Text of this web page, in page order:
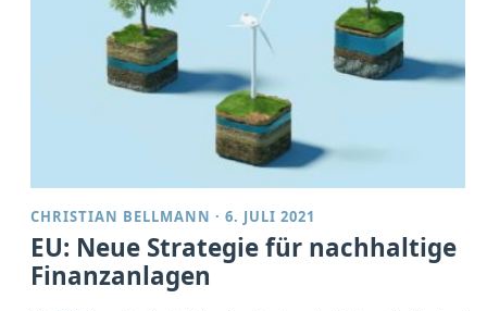
CHRISTIAN BELLMANN ·6. JULI 2021
EU: Neue Strategie für nachhaltige
Finanzanlagen